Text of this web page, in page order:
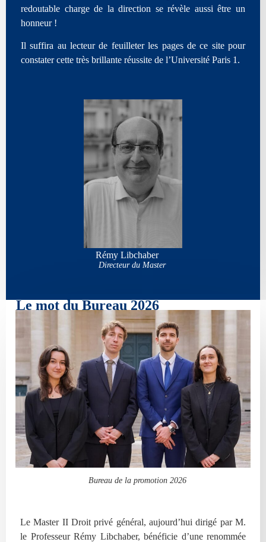
redoutable charge de la direction se révèle aussi être un
honneur !
Il suffira au lecteur de feuilleter les pages de ce site pour
constater cette très brillante réussite de l’Université Paris 1.
Rémy Libchaber
Directeur du Master
Le mot du Bureau 2026
Bureau de la promotion 2026
Le Master II Droit privé général, aujourd’hui dirigé par M.
le Professeur Rémy Libchaber, bénéficie d’une renommée